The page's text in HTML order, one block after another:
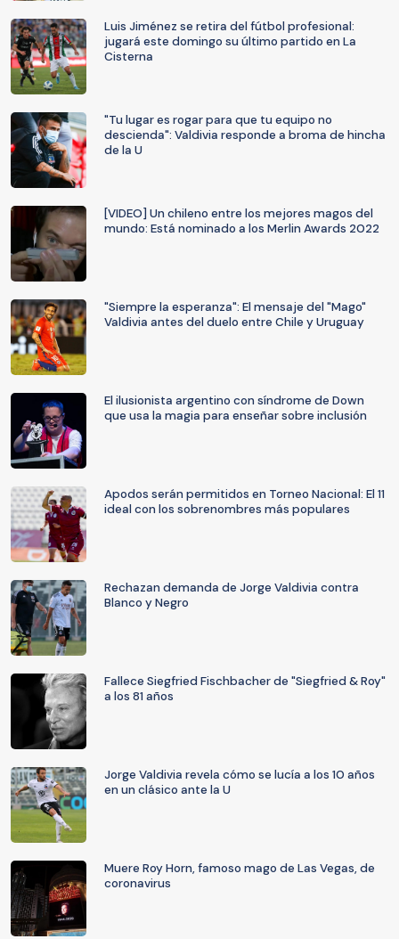
Luis Jiménez se retira del fútbol profesional:
jugará este domingo su último partido en La
Cisterna
"Tu lugar es rogar para que tu equipo no
descienda": Valdivia responde a broma de hincha
de la U
[VIDEO] Un chileno entre los mejores magos del
mundo: Está nominado a los Merlin Awards 2022
"Siempre la esperanza": El mensaje del "Mago"
Valdivia antes del duelo entre Chile y Uruguay
El ilusionista argentino con síndrome de Down
que usa la magia para enseñar sobre inclusión
Apodos serán permitidos en Torneo Nacional: El 11
ideal con los sobrenombres más populares
Rechazan demanda de Jorge Valdivia contra
Blanco y Negro
Fallece Siegfried Fischbacher de "Siegfried & Roy"
a los 81 años
Jorge Valdivia revela cómo se lucía a los 10 años
en un clásico ante la U
Muere Roy Horn, famoso mago de Las Vegas, de
coronavirus